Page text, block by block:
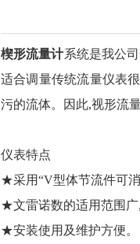
楔形流量计系统是我公司
适合调量传统流量仪表很难
污的流体。因此,视形
仪表特点
★采用“V型体节流件可消
★文雷诺数的适用范围广,
★安装使用及维护方便。